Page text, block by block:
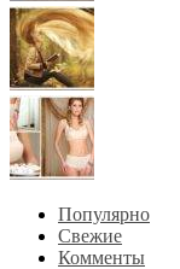
Популярно
Свежие
Комменты